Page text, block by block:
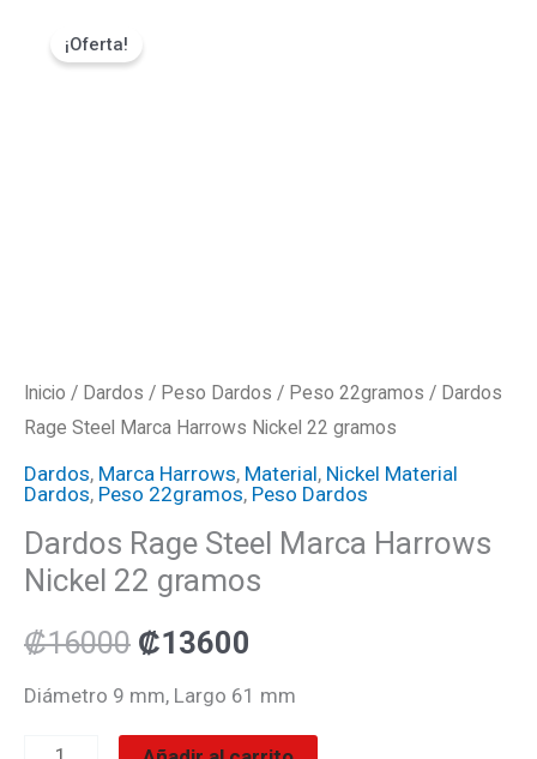
¡Oferta!
Inicio / Dardos / Peso Dardos / Peso 22gramos / Dardos
Rage Steel Marca Harrows Nickel 22 gramos
Dardos, Marca Harrows, Material, Nickel Material
Dardos, Peso 22gramos, Peso Dardos
Dardos Rage Steel Marca Harrows
Nickel 22 gramos
₡16000 ₡13600
Diámetro 9 mm, Largo 61 mm
Rage